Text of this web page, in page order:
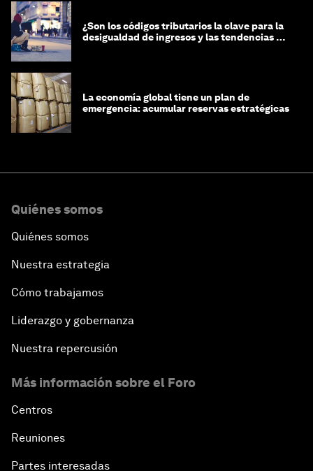
¿Son los códigos tributarios la clave para la
desigualdad de ingresos y las tendencias de
La economía global tiene un plan de
emergencia: acumular reservas estratégicas
Quiénes somos
Quiénes somos
Nuestra estrategia
Cómo trabajamos
Liderazgo y gobernanza
Nuestra repercusión
Más información sobre el Foro
Centros
Reuniones
Partes interesadas